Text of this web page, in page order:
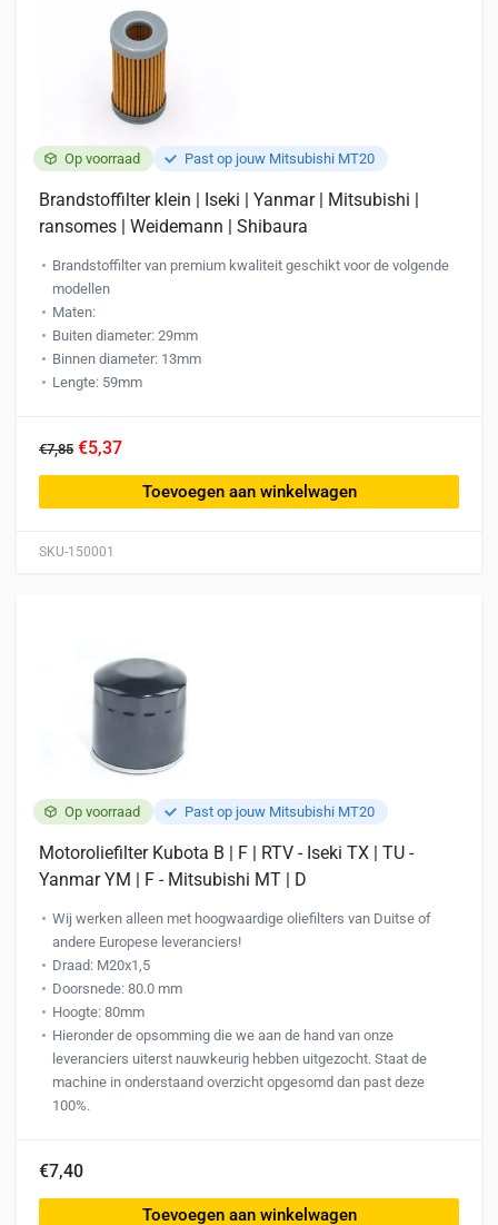
Op voorraad Past op jouw Mitsubishi MT20
SKU-150001
Brandstoffilter klein | Iseki | Yanmar | Mitsubishi |
ransomes | Weidemann | Shibaura
Brandstoffilter van premium kwaliteit geschikt voor de volgende
modellen
Maten:
Buiten diameter: 29mm
Binnen diameter: 13mm
Lengte: 59mm
€7,85 €5,37
Toevoegen aan winkelwagen
Op voorraad Past op jouw Mitsubishi MT20
Motoroliefilter Kubota B | F | RTV - Iseki TX | TU -
Yanmar YM | F - Mitsubishi MT | D
Wij werken alleen met hoogwaardige oliefilters van Duitse of
andere Europese leveranciers!
Draad: M20x1,5
Doorsnede: 80.0 mm
Hoogte: 80mm
Hieronder de opsomming die we aan de hand van onze
leveranciers uiterst nauwkeurig hebben uitgezocht. Staat de
machine in onderstaand overzicht opgesomd dan past deze
100%.
€7,40
Toevoegen aan winkelwagen